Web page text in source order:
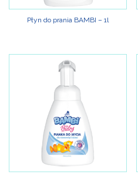
Płyn do prania BAMBI – 1l